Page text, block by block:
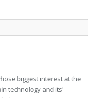
biggest interest at the
technology and its'